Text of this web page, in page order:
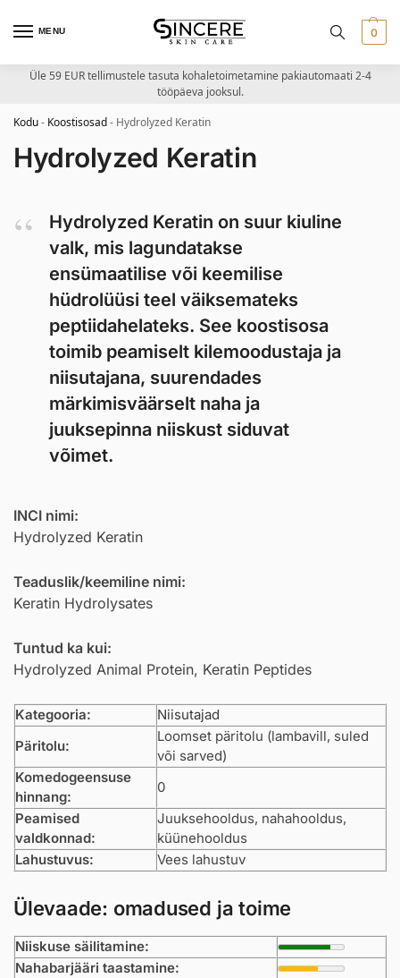
MENU 0
Üle 59 EUR tellimustele tasuta kohaletoimetamine pakiautomaati 2-4
tööpäeva jooksul.
Kodu- Koostisosad- Hydrolyzed Keratin
Hydrolyzed Keratin
Hydrolyzed Keratin on suur kiuline
valk, mis lagundatakse
ensümaatilise või keemilise
hüdrolüüsi teel väiksemateks
peptiidahelateks. See koostisosa
toimib peamiselt kilemoodustaja ja
niisutajana, suurendades
märkimisväärselt naha ja
juuksepinna niiskust siduvat
võimet.
INCI nimi:
Hydrolyzed Keratin
Teaduslik/keemiline nimi:
Keratin Hydrolysates
Tuntud ka kui:
Hydrolyzed Animal Protein, Keratin Peptides
Kategooria:
Niisutajad
Päritolu:
Loomset päritolu (lambavill, suled
või sarved)
Komedogeensuse
hinnang:
0
Peamised
valdkonnad:
Juuksehooldus, nahahooldus,
küünehooldus
Lahustuvus:
Vees lahustuv
Ülevaade: omadused ja toime
Niiskuse säilitamine:
Nahabarjääri taastamine: